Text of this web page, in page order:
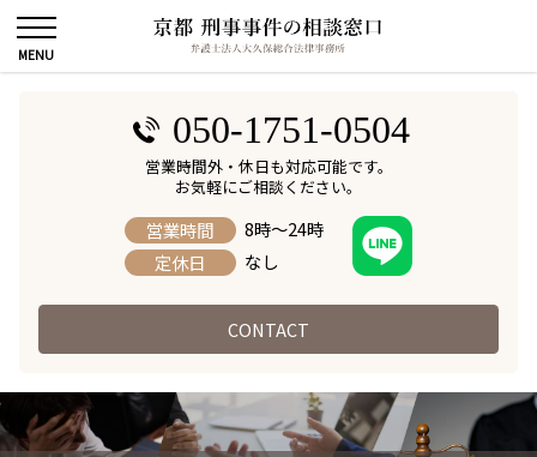
050-1751-0504
営業時間外・休日も対応可能です。
お気軽にご相談ください。
営業時間
8時～24時
定休日
なし
CONTACT